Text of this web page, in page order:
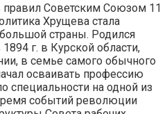
Советским Союзом 11
Хрущева стала
страны. Родился
г. в Курской области,
в семье самого обычного
осваивать профессию
специальности на одной из
событий революции